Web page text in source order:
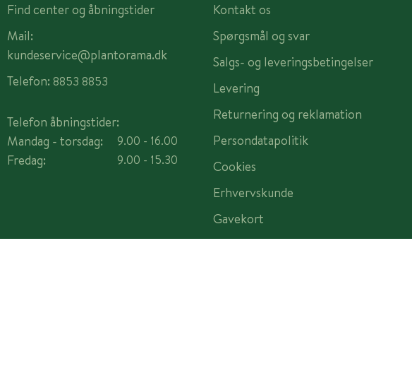
Find center og åbningstider
Mail:
kundeservice@plantorama.dk
Telefon: 8853 8853
Telefon åbningstider:
Mandag - torsdag:
Fredag:
9.00 - 16.00
9.00 - 15.30
Kontakt os
Spørgsmål og svar
Salgs- og leveringsbetingelser
Levering
Returnering og reklamation
Persondatapolitik
Cookies
Erhvervskunde
Gavekort